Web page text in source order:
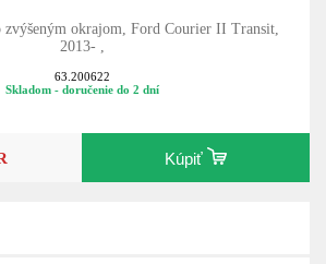
zvýšeným okrajom, Ford Courier II Transit,
2013- ,
63.200622
Skladom - doručenie do 2 dní
Kúpiť